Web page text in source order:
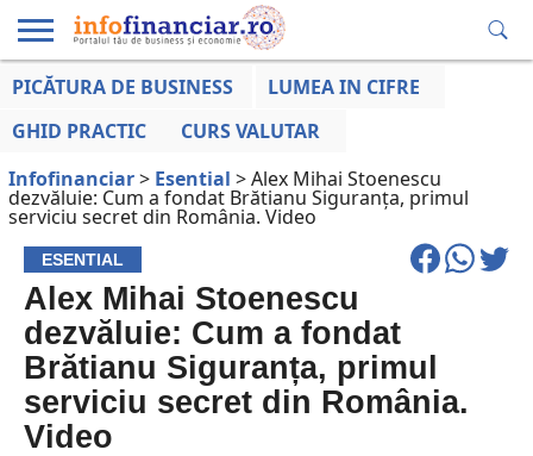
EDUCAȚIE
LA ZI
AFACERILOR
PICĂTURA DE BUSINESS
LUMEA IN CIFRE
GHID PRACTIC
CURS VALUTAR
Infofinanciar> Esential >Alex Mihai Stoenescu
dezvăluie: Cum a fondat Brătianu Siguranța, primul
serviciu secret din România. Video
ESENTIAL
Alex Mihai Stoenescu
dezvăluie: Cum a fondat
Brătianu Siguranța, primul
serviciu secret din România.
Video